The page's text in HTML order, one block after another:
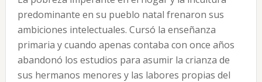
predominante en su pueblo natal frenaron sus
ambiciones intelectuales. Cursó la enseñanza
primaria y cuando apenas contaba con once años
abandonó los estudios para asumir la crianza de
sus hermanos menores y las labores propias del